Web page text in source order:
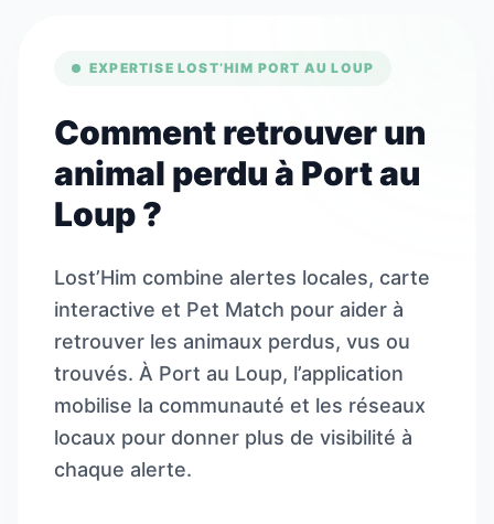
EXPERTISE LOST’HIM PORT AU LOUP
Comment retrouver un
animal perdu à Port au
Loup ?
Lost’Him combine alertes locales, carte
interactive et Pet Match pour aider à
retrouver les animaux perdus, vus ou
trouvés. À Port au Loup, l’application
mobilise la communauté et les réseaux
locaux pour donner plus de visibilité à
chaque alerte.